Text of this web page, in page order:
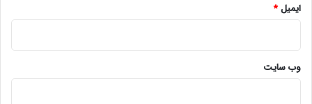
ایمیل*
وب‌ سایت